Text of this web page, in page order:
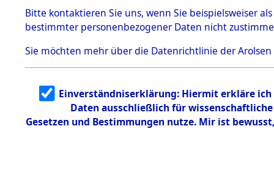
5.3.1 Alliierte
Erhebungen
zu
Todesmärsch
en
5.3.2
Identifizierun
g
5.3.3
Todesmärsch
Bitte kontaktieren Sie uns, wenn Sie beispielsweiser
bestimmter personenbezogener Daten nicht
Sie möchten mehr über die Datenrichtlinie der Arolsen
Einverständniserklärung: Hiermit erkläre
Daten ausschließlich für
Gesetzen und Bestimmungen nutze. Mir ist